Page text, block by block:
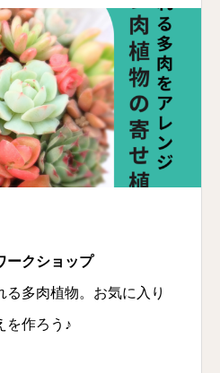
ークショップ
る多肉植物。お気に入り
を作ろう♪